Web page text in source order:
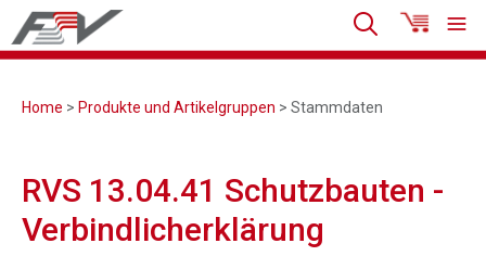
Home > Produkte und Artikelgruppen > Stammdaten
RVS 13.04.41 Schutzbauten -
Verbindlicherklärung